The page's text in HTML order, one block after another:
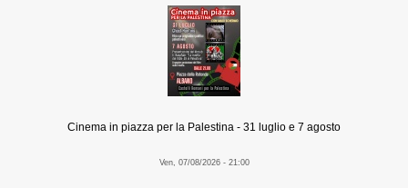
Cinema in piazza per la Palestina - 31 luglio e 7 agosto
Ven, 07/08/2026 - 21:00